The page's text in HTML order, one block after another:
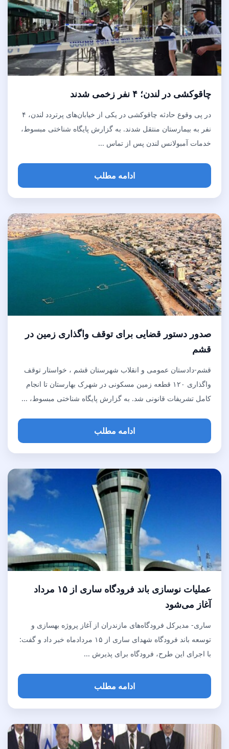
چاقوکشی در لندن؛ ۴ نفر زخمی شدند
در پی وقوع حادثه چاقوکشی در یکی از خیابان‌های پرتردد لندن، ۴
نفر به بیمارستان منتقل شدند. به گزارش پایگاه شناختی مبسوط،
خدمات آمبولانس لندن پس از تماس ...
ادامه مطلب
صدور دستور قضایی برای توقف واگذاری زمین در
قشم
قشم-دادستان عمومی و انقلاب شهرستان قشم ، خواستار توقف
واگذاری ۱۲۰ قطعه زمین مسکونی در شهرک بهارستان تا انجام
کامل تشریفات قانونی شد. به گزارش پایگاه شناختی مبسوط، ...
ادامه مطلب
عملیات نوسازی باند فرودگاه ساری از ۱۵ مرداد
آغاز می‌شود
ساری- مدیرکل فرودگاه‌های مازندران از آغاز پروژه بهسازی و
توسعه باند فرودگاه شهدای ساری از ۱۵ مردادماه خبر داد و گفت:
با اجرای این طرح، فرودگاه برای پذیرش ...
ادامه مطلب